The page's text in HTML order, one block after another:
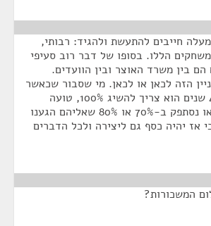
חייבים להתעשת ולהגיד: רבותי,
הללו. בסופו של דבר רוב סעיפי
99% מהם הם בין משרד האוצר ובין הוועדים.
הזה לכאן או לכאן. מי שסבור שכאשר
יש רפורמה אחרי 40 שנים הוא צריך להשיג 100%, טועה
ושוגה באשליות. בואו נסתפק ב-70% או 80% שאליהם הגענו
אז יהיה כסף גם ליצירה ולכל הדברים
המשכורות?